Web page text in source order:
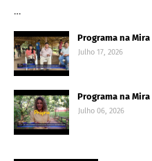
…
Programa na
Julho 17, 2026
Programa na
Julho 06, 2026